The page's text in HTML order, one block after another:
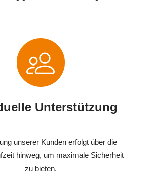
Unterstützung
unserer Kunden erfolgt über die
hinweg, um maximale Sicherheit
zu bieten.